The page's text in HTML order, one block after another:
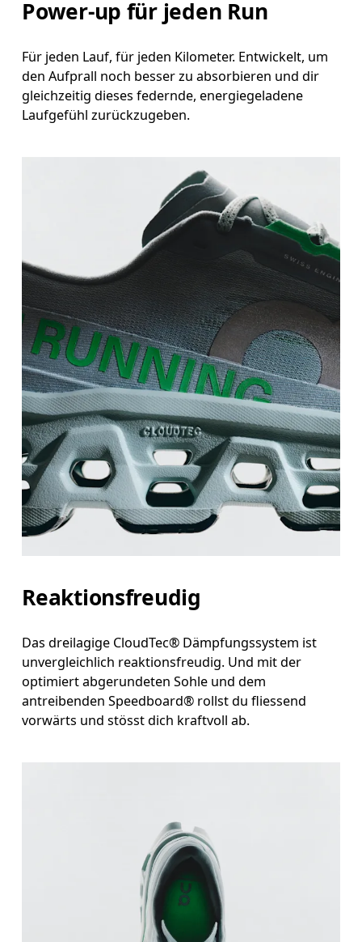
Power-up für jeden Run
Für jeden Lauf, für jeden Kilometer. Entwickelt, um
den Aufprall noch besser zu absorbieren und dir
gleichzeitig dieses federnde, energiegeladene
Laufgefühl zurückzugeben.
Reaktionsfreudig
Das dreilagige CloudTec® Dämpfungssystem ist
unvergleichlich reaktionsfreudig. Und mit der
optimiert abgerundeten Sohle und dem
antreibenden Speedboard® rollst du fliessend
vorwärts und stösst dich kraftvoll ab.